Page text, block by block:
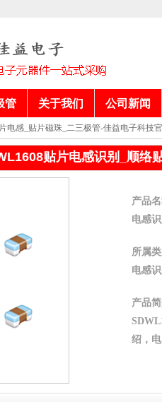
管 关于我们 公司新闻
电感_贴片磁珠_二三极管-佳益电子科技
贴片电感识别_顺络
产品
电感
所属
电感
产品
绍，